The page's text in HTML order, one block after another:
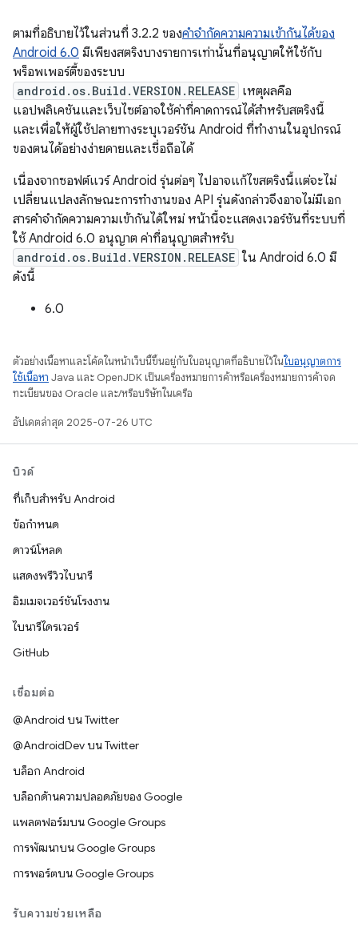
ตามที่อธิบายไว้ในส่วนที่ 3.2.2 ของคำจำกัดความความเข้ากันได้ของ
Android 6.0 มีเพียงสตริงบางรายการเท่านั้นที่อนุญาตให้ใช้กับ
พร็อพเพอร์ตี้ของระบบ
android.os.Build.VERSION.RELEASE เหตุผลคือ
แอปพลิเคชันและเว็บไซต์อาจใช้ค่าที่คาดการณ์ได้สำหรับสตริงนี้
และเพื่อให้ผู้ใช้ปลายทางระบุเวอร์ชัน Android ที่ทำงานในอุปกรณ์
ของตนได้อย่างง่ายดายและเชื่อถือได้
เนื่องจากซอฟต์แวร์ Android รุ่นต่อๆ ไปอาจแก้ไขสตริงนี้แต่จะไม่
เปลี่ยนแปลงลักษณะการทํางานของ API รุ่นดังกล่าวจึงอาจไม่มีเอก
สารคําจํากัดความความเข้ากันได้ใหม่ หน้านี้จะแสดงเวอร์ชันที่ระบบที่
ใช้ Android 6.0 อนุญาต ค่าที่อนุญาตสำหรับ
android.os.Build.VERSION.RELEASE ใน Android 6.0 มี
ดังนี้
6.0
ตัวอย่างเนื้อหาและโค้ดในหน้าเว็บนี้ขึ้นอยู่กับใบอนุญาตที่อธิบายไว้ในใบอนุญาตการ
ใช้เนื้อหา Java และ OpenJDK เป็นเครื่องหมายการค้าหรือเครื่องหมายการค้าจด
ทะเบียนของ Oracle และ/หรือบริษัทในเครือ
อัปเดตล่าสุด 2025-07-26 UTC
บิวด์
ที่เก็บสำหรับ Android
ข้อกำหนด
ดาวน์โหลด
แสดงพรีวิวไบนารี
อิมเมจเวอร์ชันโรงงาน
ไบนารีไดรเวอร์
GitHub
เชื่อมต่อ
@Android บน Twitter
@AndroidDev บน Twitter
บล็อก Android
บล็อกด้านความปลอดภัยของ Google
แพลตฟอร์มบน Google Groups
การพัฒนาบน Google Groups
การพอร์ตบน Google Groups
รับความช่วยเหลือ